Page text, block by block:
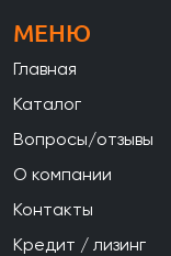
МЕНЮ
Главная
Каталог
Вопросы/отзывы
О компании
Контакты
Кредит / лизинг